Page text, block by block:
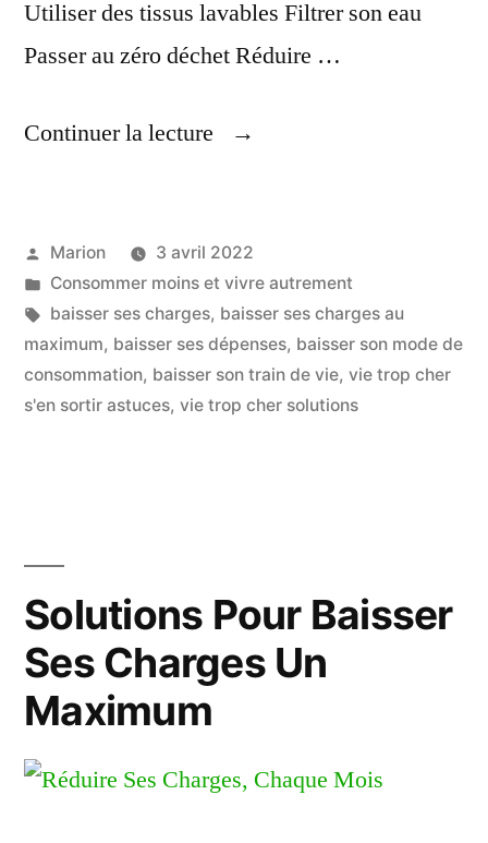
Utiliser des tissus lavables Filtrer son eau
Passer au zéro déchet Réduire …
Continuer la lecture
« Astuces,
Son
Train
De
Vie
Publié
par
Marion
3 avril 2022
Publié
dans
Consommer moins et vivre autrement
Étiquettes :
baisser ses charges, baisser ses charges au
maximum, baisser ses dépenses, baisser son mode de
consommation, baisser son train de vie, vie trop cher
s'en sortir astuces, vie trop cher solutions
Solutions Pour Baisser
Ses Charges Un
Maximum